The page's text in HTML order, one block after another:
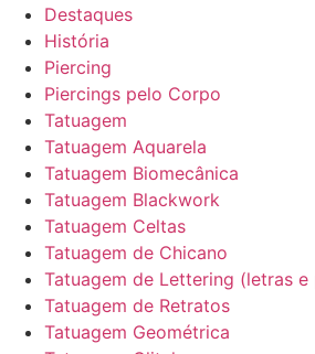
Destaques
História
Piercing
Piercings pelo Corpo
Tatuagem
Tatuagem Aquarela
Tatuagem Biomecânica
Tatuagem Blackwork
Tatuagem Celtas
Tatuagem de Chicano
Tatuagem de Lettering (letras e
Tatuagem de Retratos
Tatuagem Geométrica